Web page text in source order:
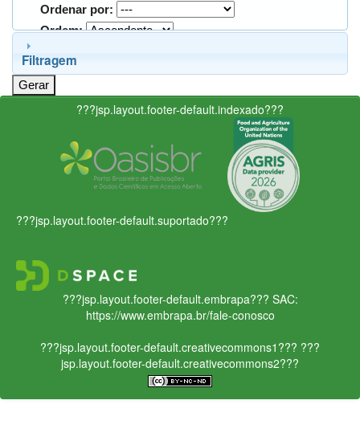
Ordenar por:
Ordem:
Filtragem
???jsp.layout.footer-default.indexado???
???jsp.layout.footer-default.suportado???
???jsp.layout.footer-default.embrapa??? SAC:
https://www.embrapa.br/fale-conosco
???jsp.layout.footer-default.creativecommons1??? ???
jsp.layout.footer-default.creativecommons2???